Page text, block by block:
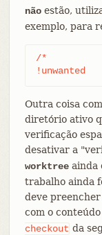
nãoestão,
exemplo, para
/*
!unwanted
Outra coisa
diretório ativo
verificação
desativar a
worktreeainda
trabalho ainda
deve
com o
checkout da